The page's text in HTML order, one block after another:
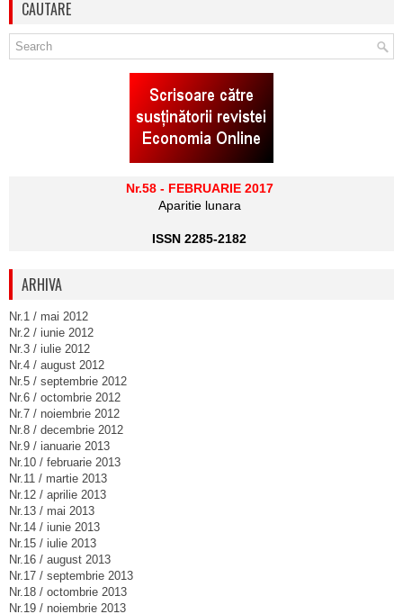
CAUTARE
Nr.58 - FEBRUARIE 2017
Aparitie lunara
ISSN 2285-2182
ARHIVA
Nr.1 / mai 2012
Nr.2 / iunie 2012
Nr.3 / iulie 2012
Nr.4 / august 2012
Nr.5 / septembrie 2012
Nr.6 / octombrie 2012
Nr.7 / noiembrie 2012
Nr.8 / decembrie 2012
Nr.9 / ianuarie 2013
Nr.10 / februarie 2013
Nr.11 / martie 2013
Nr.12 / aprilie 2013
Nr.13 / mai 2013
Nr.14 / iunie 2013
Nr.15 / iulie 2013
Nr.16 / august 2013
Nr.17 / septembrie 2013
Nr.18 / octombrie 2013
Nr.19 / noiembrie 2013